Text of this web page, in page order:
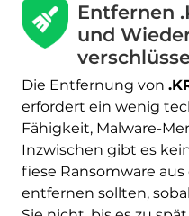
Entfernen
und
Die Entfernung von
erfordert ein wenig
Fähigkeit, Malware-
Inzwischen gibt es
fiese Ransomware
entfernen sollten,
Malware